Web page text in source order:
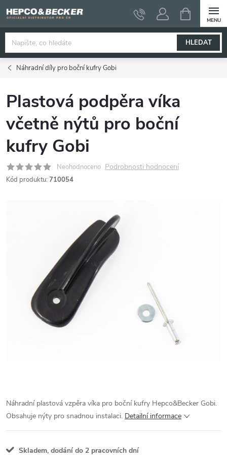
na
obsah
HLEDAT
NÁKUPNÍ
KOŠÍK
Náhradní díly pro boční kufry Gobi
Plastová podpěra víka
včetně nýtů pro boční
kufry Gobi
Neohodnoceno Podrobnosti hodnocení
Kód produktu: 710054
Náhradní plastová vzpěra víka pro boční kufry Hepco&Becker Gobi.
Obsahuje nýty pro snadnou instalaci. Detailní informace
Skladem, dodání do 2 pracovních dní